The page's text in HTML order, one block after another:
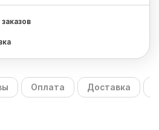
Оплата Доставка